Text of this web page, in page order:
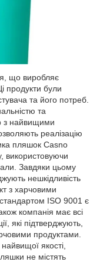
що виробляє
продукти були
та його потреб.
та
з найвищими
реалізацію
пляшок Casno
використовуючи
Завдяки цьому
нешкідливість
з харчовими
ISO 9001 є
компанія має всі
які підтверджують,
продуктами.
якості,
не містять